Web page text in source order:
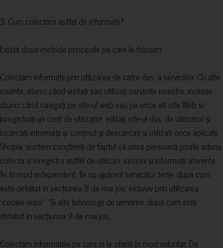
3. Cum colectăm astfel de informații?
Există două metode principale pe care le folosim:
Colectăm informații prin utilizarea de către dvs. a serviciilor. Cu alte
cuvinte, atunci când vizitați sau utilizați serviciile noastre, inclusiv
atunci când navigați pe site-ul web sau pe orice alt site Web si
înregistrați un cont de utilizator, editați site-ul dvs. de utilizator și
încărcați informații și conținut și descărcați și utilizați orice aplicații
Shopia, suntem conștienți de faptul că orice persoană poate aduna,
colecta și înregistra astfel de utilizări, sesiuni și informații aferente,
fie în mod independent, fie cu ajutorul serviciilor terțe, după cum
este detaliat în secțiunea 8 de mai jos, inclusiv prin utilizarea
"cookie-urilor" "Și alte tehnologii de urmărire, după cum este
detaliat în secțiunea 9 de mai jos.
Colectăm informațiile pe care ni le oferiți în mod voluntar. De